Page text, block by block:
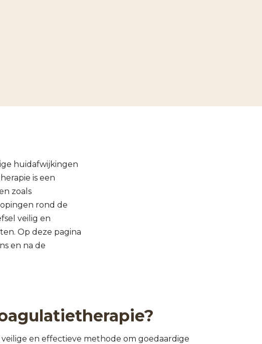
huidafwijkingen
is een
zoals
rond de
veilig en
Op deze pagina
en na de
veilige en effectieve methode om goedaardige